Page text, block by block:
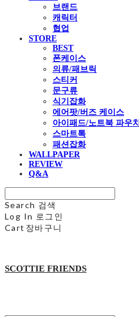
브랜드
캐릭터
협업
STORE
BEST
폰케이스
의류/패브릭
스티커
문구류
식기잡화
에어팟/버즈 케이스
아이패드/노트북 파우치
스마트톡
패션잡화
WALLPAPER
REVIEW
Q&A
Search 검색
Log In 로그인
Cart 장바구니
SCOTTIE FRIENDS